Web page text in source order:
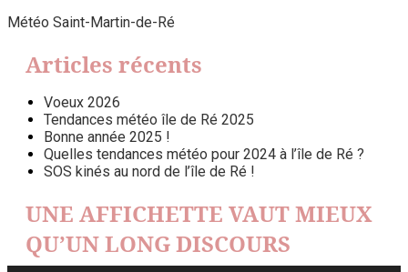
Météo Saint-Martin-de-Ré
Articles récents
Voeux 2026
Tendances météo île de Ré 2025
Bonne année 2025 !
Quelles tendances météo pour 2024 à l’île de Ré ?
SOS kinés au nord de l’île de Ré !
UNE AFFICHETTE VAUT MIEUX
QU’UN LONG DISCOURS